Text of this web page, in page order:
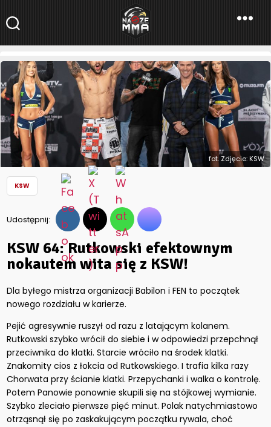
NaszeMMA
NaszeMMA.pl»Aktualności»Polskie MMA»KSW»KSW 64:
Rutkowski efektownym nokautem wita się z KSW!
fot. Zdjęcie: KSW
KSW
Udostępnij:
KSW 64: Rutkowski efektownym
nokautem wita się z KSW!
Dla byłego mistrza organizacji Babilon i FEN to początek
nowego rozdziału w karierze.
Pejić agresywnie ruszył od razu z latającym kolanem.
Rutkowski szybko wrócił do siebie i w odpowiedzi przepchnął
przeciwnika do klatki. Starcie wróciło na środek klatki.
Znakomity cios z łokcia od Rutkowskiego. I trafia kilka razy
Chorwata przy ścianie klatki. Przepychanki i walka o kontrolę.
Potem Panowie ponownie skupili się na stójkowej wymianie.
Szybko zleciało pierwsze pięć minut. Polak natychmiastowo
otrząsnął się po zaskakującym początku rywala, choć